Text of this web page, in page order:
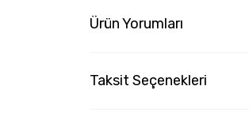
Ürün Yorumları
Taksit Seçenekleri